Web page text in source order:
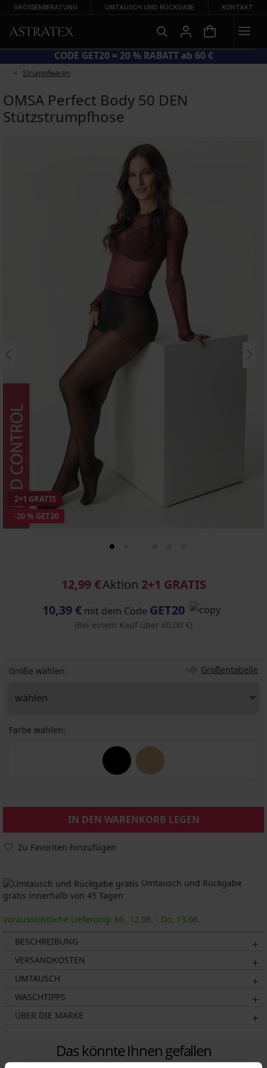
GRÖSSENBERATUNG UMTAUSCH UND RÜCKGABE KONTAKT
CODE GET20 = 20 %
Strumpfwaren
OMSA Perfect Body 50 DEN
Stützstrumpfhose
-20 % GET20
2+1 GRATIS
12,99 €Aktion 2+1 GRATIS
10,39 €mit dem Code GET20
(Bei einem Kauf über 60,00 €)
Größe wählen Größentabelle
Farbe wählen:
IN DEN WARENKORB LEGEN
Zu Favoriten hinzufügen
Umtausch und Rückgabe
gratis innerhalb von 45 Tagen
Voraussichtliche Lieferung: Mi, 12.08. - Do, 13.08.
BESCHREIBUNG
VERSANDKOSTEN
UMTAUSCH
WASCHTIPPS
ÜBER DIE MARKE
Das könnte Ihnen gefallen